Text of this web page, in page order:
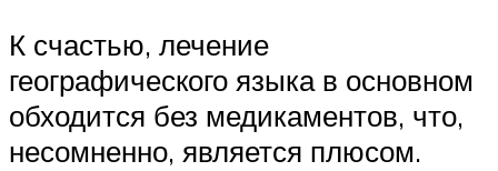
К счастью, лечение
географического языка в основном
обходится без медикаментов, что,
несомненно, является плюсом.